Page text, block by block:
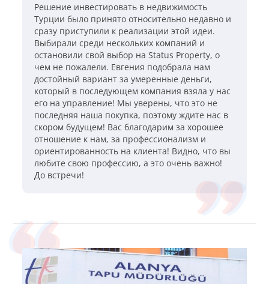
Решение инвестировать в недвижимость
Турции было принято относительно недавно и
сразу приступили к реализации этой идеи.
Выбирали среди нескольких компаний и
остановили свой выбор на Status Property, о
чем не пожалели. Евгения подобрала нам
достойный вариант за умеренные деньги,
который в последующем компания взяла у нас
его на управление! Мы уверены, что это не
последняя наша покупка, поэтому ждите нас в
скором будущем! Вас благодарим за хорошее
отношение к нам, за профессионализм и
ориентированность на клиента! Видно, что вы
любите свою профессию, а это очень важно!
До встречи!